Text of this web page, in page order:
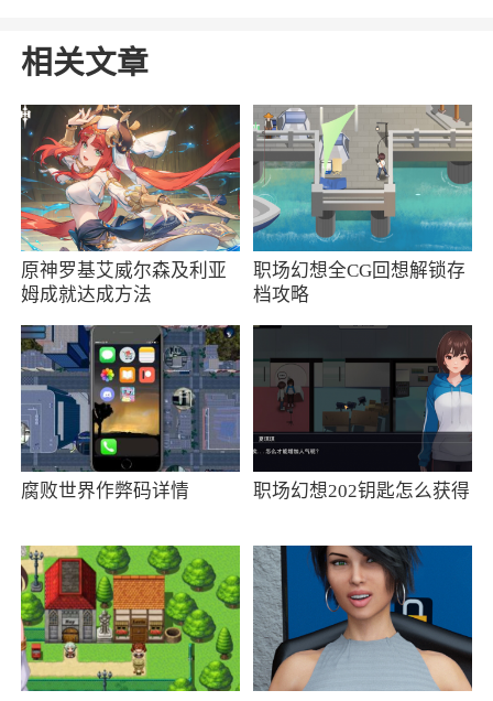
小编评价
1、忍者必须死3是一款大型多人在线动作格
斗手游，网易本等你来下载，享受最极致的横版
战斗忍者玩法！忍者必须死3等你来下载
2、忍者必须死3vivo服一款有着火柴人题材
很经典玩法的战斗手机游戏，游戏获得多项大
游戏模式等你来体验，开启你的大冒险之旅，更
多精彩内容等你来体验，喜欢的话就来点击下载
吧
3、并且不需要氪金太多，就算是大佬也需要
通过联系提高自己，对公平性的把握，我觉得够
一样，推荐加一个公平模式最为娱乐，偶尔让玩
家们过过瘾，顺便让大家体验各个角色和武器的
功能）
更新日志
相关文章
原神罗基艾威尔森及利亚
姆成就达成方法
职场幻想全CG回想解锁存
档攻略
腐败世界作弊码详情 职场幻想202钥匙怎么获得